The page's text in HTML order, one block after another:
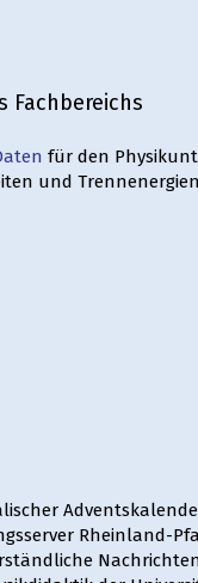
Fachbereichs
für den
und Trennenergien
Rheinland-